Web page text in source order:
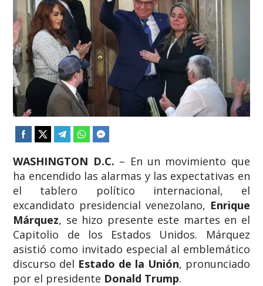
WASHINGTON D.C. – En un movimiento que
ha encendido las alarmas y las expectativas en
el tablero político internacional, el
excandidato presidencial venezolano, Enrique
Márquez, se hizo presente este martes en el
Capitolio de los Estados Unidos. Márquez
asistió como invitado especial al emblemático
discurso del Estado de la Unión, pronunciado
por el presidente Donald Trump.